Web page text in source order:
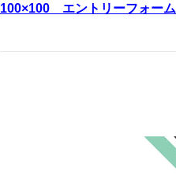
100×100 エントリーフォーム